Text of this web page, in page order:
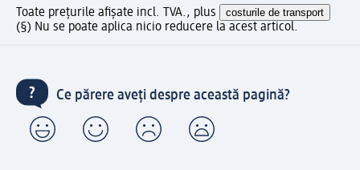
Toate prețurile afișate incl. TVA., plus costurile de transport
(§) Nu se poate aplica nicio reducere la acest articol.
Ce părere aveți despre această pagină?